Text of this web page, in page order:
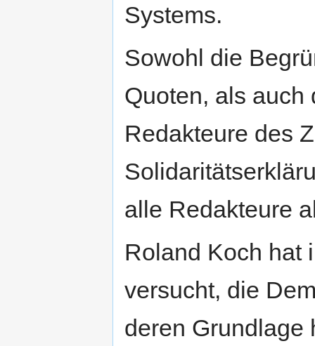
Systems.
Sowohl die
Quoten, als auch
Redakteure des
alle Redakteure
Roland Koch hat
versucht, die
deren Grundlage